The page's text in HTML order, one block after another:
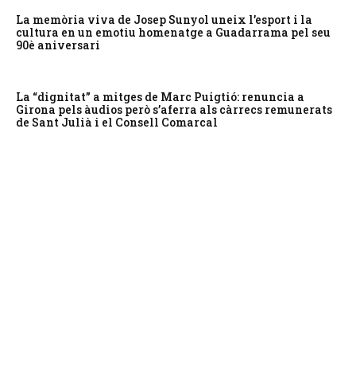
La memòria viva de Josep Sunyol uneix l’esport i la
cultura en un emotiu homenatge a Guadarrama pel seu
90è aniversari
La “dignitat” a mitges de Marc Puigtió: renuncia a
Girona pels àudios però s’aferra als càrrecs remunerats
de Sant Julià i el Consell Comarcal